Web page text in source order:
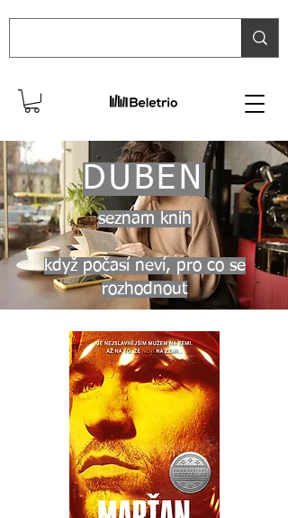
DUBEN
seznam knih
když počasí neví, pro co se
rozhodnout